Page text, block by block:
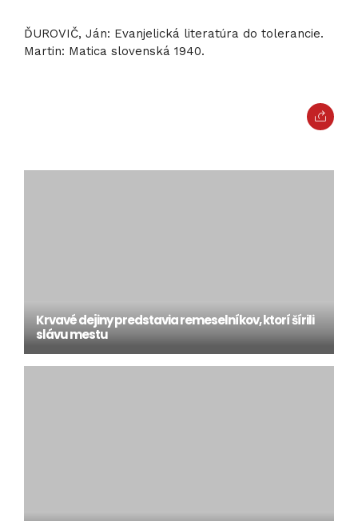
ĎUROVIČ, Ján: Evanjelická literatúra do tolerancie.
Martin: Matica slovenská 1940.
Krvavé dejiny predstavia remeselníkov, ktorí šírili
slávu mestu